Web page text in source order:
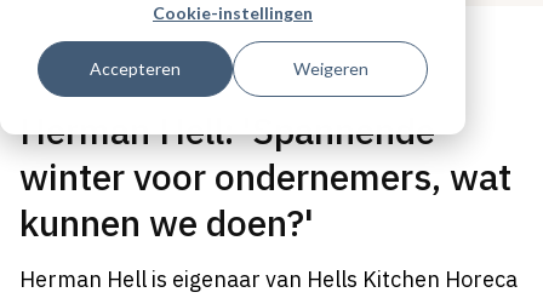
Cookie-instellingen
Accepteren Weigeren
Tags:financieel
Gepubliceerd op: 16 september 2022
Herman Hell: 'Spannende
winter voor ondernemers, wat
kunnen we doen?'
Herman Hell is eigenaar van Hells Kitchen Horeca